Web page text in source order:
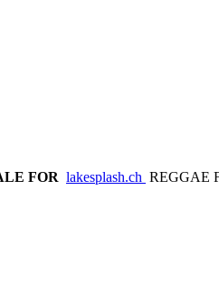
FOR lakesplash.ch REGGAE